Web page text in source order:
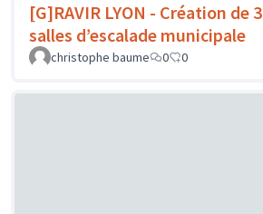
[G]RAVIR LYON - Création de 3
salles d’escalade municipale
christophe baume
0 0